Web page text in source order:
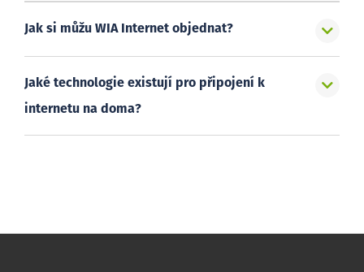
Jak si můžu WIA Internet objednat?
Jaké technologie existují pro připojení k
internetu na doma?